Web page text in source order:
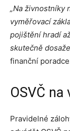
„Na živnostníky
vyměřovací
pojištění hradí
skutečně
finanční
OSVČ
Pravidelné